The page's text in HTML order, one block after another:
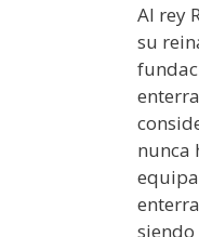
Al rey
su
nunca
siendo